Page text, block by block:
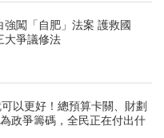
闖「自肥」法案 護救國
爭議修法
以更好！總預算卡關、財劃
政爭籌碼，全民正在付出什